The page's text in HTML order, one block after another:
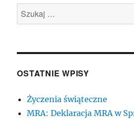
Szukaj:
OSTATNIE WPISY
Życzenia świąteczne
MRA: Deklaracja MRA w